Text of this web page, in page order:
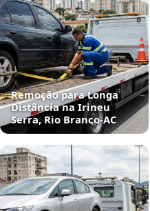
Remoção para Longa
Distância na Irineu
Serra, Rio Branco‑AC